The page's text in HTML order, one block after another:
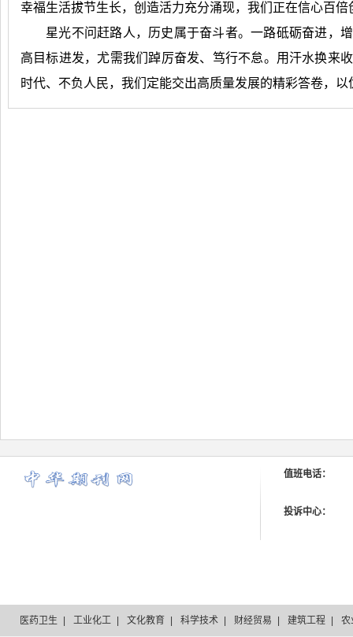
幸福生活拔节生长，创造活力充分涌现，我们正在信心百倍
星光不问赶路人，历史属于奋斗者。一路砥砺奋进，
高目标进发，尤需我们踔厉奋发、笃行不怠。用汗水换来
时代、不负人民，我们定能交出高质量发展的精彩答卷，
值班电话：
投诉中心：
医药卫生 工业化工 文化教育 科学技术 财经贸易 建筑工程 农